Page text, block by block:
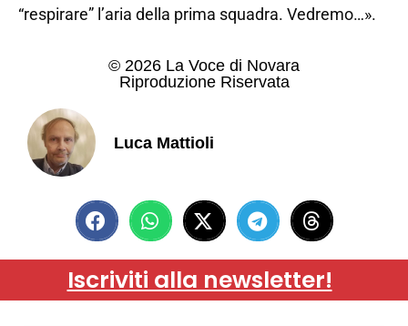
“respirare” l’aria della prima squadra. Vedremo…».
© 2026 La Voce di Novara
Riproduzione Riservata
Luca Mattioli
Iscriviti alla newsletter!